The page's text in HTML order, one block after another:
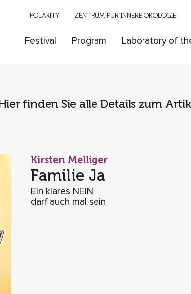
Festival Program Laboratory of
POLARITY ZENTRUM FÜR INNERE ÖKOLOGIE
finden Sie alle Details zum
Kirsten Melliger
Familie Ja
Ein klares NEIN
darf auch mal sein